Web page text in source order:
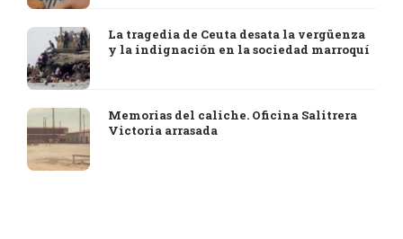
La tragedia de Ceuta desata la vergüenza
y la indignación en la sociedad marroquí
Memorias del caliche. Oficina Salitrera
Victoria arrasada